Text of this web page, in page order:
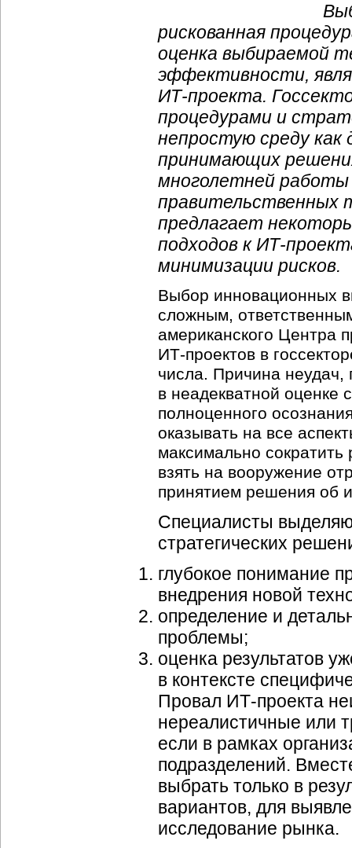
рискованная
оценка выбираемой
эффективности,
ИТ-проекта.
процедурами и
непростую среду как
принимающих
многолетней работы
правительственных
предлагает
подходов к ИТ-
минимизации рисков.
Выбор инновационных
сложным,
американского Центра
ИТ-проектов в
числа. Причина неудач,
в неадекватной оценке
полноценного
оказывать на все
максимально
взять на вооружение
принятием решения об
Специалисты
стратегических
глубокое понимание
внедрения новой
определение и
проблемы;
оценка результатов
в контексте
Провал ИТ-проекта
нереалистичные или
если в рамках
подразделений.
выбрать только в
вариантов, для
исследование рынка.